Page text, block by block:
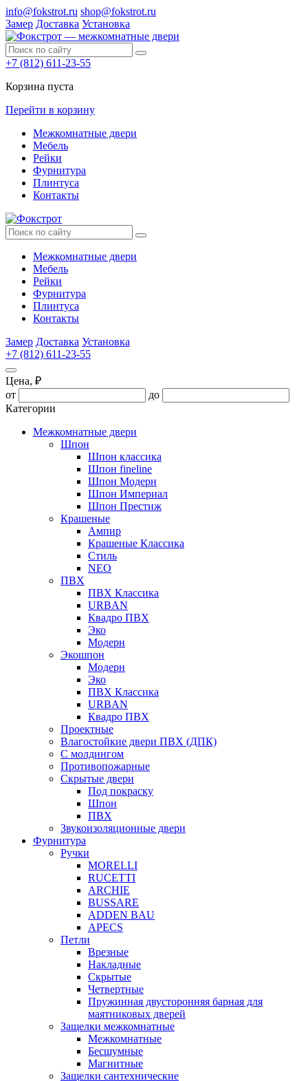
info@fokstrot.ru shop@fokstrot.ru
Замер Доставка Установка
+7 (812) 611-23-55
Корзина пуста
Перейти в корзину
Межкомнатные двери
Мебель
Рейки
Фурнитура
Плинтуса
Контакты
Межкомнатные двери
Мебель
Рейки
Фурнитура
Плинтуса
Контакты
Замер Доставка Установка
+7 (812) 611-23-55
Цена, ₽
от
до
Категории
Межкомнатные двери
Шпон
Шпон классика
Шпон fineline
Шпон Модерн
Шпон Империал
Шпон Престиж
Крашеные
Ампир
Крашеные Классика
Стиль
NEO
ПВХ
ПВХ Классика
URBAN
Квадро ПВХ
Эко
Модерн
Экошпон
Модерн
Эко
ПВХ Классика
URBAN
Квадро ПВХ
Проектные
Влагостойкие двери ПВХ (ДПК)
С молдингом
Противопожарные
Скрытые двери
Под покраску
Шпон
ПВХ
Звукоизоляционные двери
Фурнитура
Ручки
MORELLI
RUCETTI
ARCHIE
BUSSARE
ADDEN BAU
APECS
Петли
Врезные
Накладные
Скрытые
Четвертные
Пружинная двусторонняя барная для
маятниковых дверей
Защелки межкомнатные
Межкомнатные
Бесшумные
Магнитные
Защелки сантехнические